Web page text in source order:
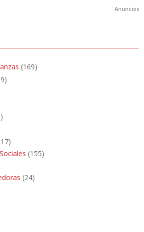
Anuncios
(169)
(155)
(24)